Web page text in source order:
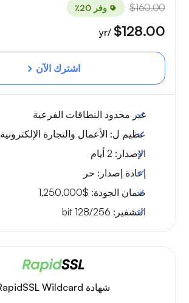
$160.00 وفر 20٪
$128.00
/yr
اشترك الآن
غير محدود النطاقات الفرعية
عظيم ل: الأعمال والتجارة الإلكترونية
الإصدار:
إعادة إصدار: حر
ضمان الجودة: $1,250,000
التشفير: 128/256 bit
شهادة RapidSSL Wildcard